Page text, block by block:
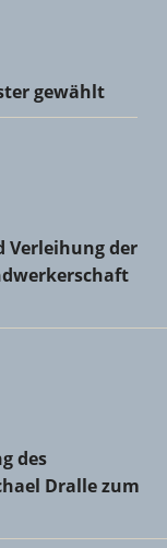
gewählt
gewählt
der
Mainz-
Verleihung der
Dralle zum neuen
des
Dralle zum